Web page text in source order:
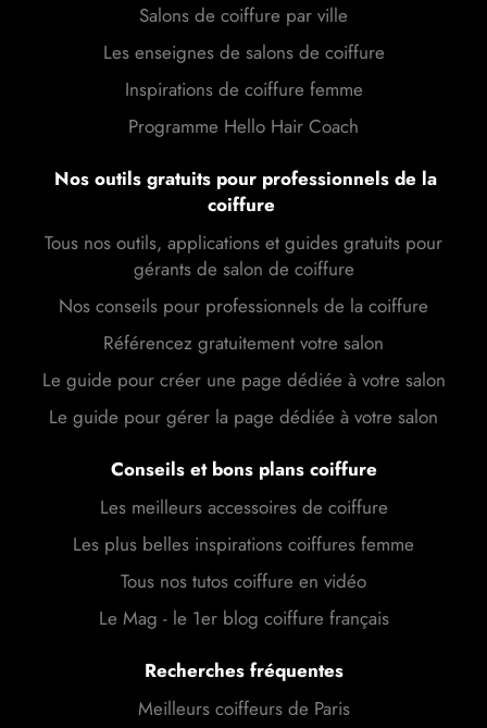
Salons de coiffure par ville
Les enseignes de salons de coiffure
Inspirations de coiffure femme
Programme Hello Hair Coach
Nos outils gratuits pour professionnels de la
coiffure
Tous nos outils, applications et guides gratuits pour
gérants de salon de coiffure
Nos conseils pour professionnels de la coiffure
Référencez gratuitement votre salon
Le guide pour créer une page dédiée à votre salon
Le guide pour gérer la page dédiée à votre salon
Conseils et bons plans coiffure
Les meilleurs accessoires de coiffure
Les plus belles inspirations coiffures femme
Tous nos tutos coiffure en vidéo
Le Mag - le 1er blog coiffure français
Recherches fréquentes
Meilleurs coiffeurs de Paris